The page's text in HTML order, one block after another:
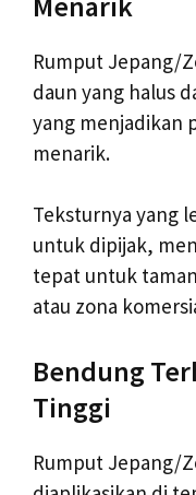
Rumput Jepang/
daun yang halus
yang menjadikan
menarik.
Teksturnya yang
untuk dipijak,
tepat untuk
atau zona
Bendung
Tinggi
Rumput Jepang/